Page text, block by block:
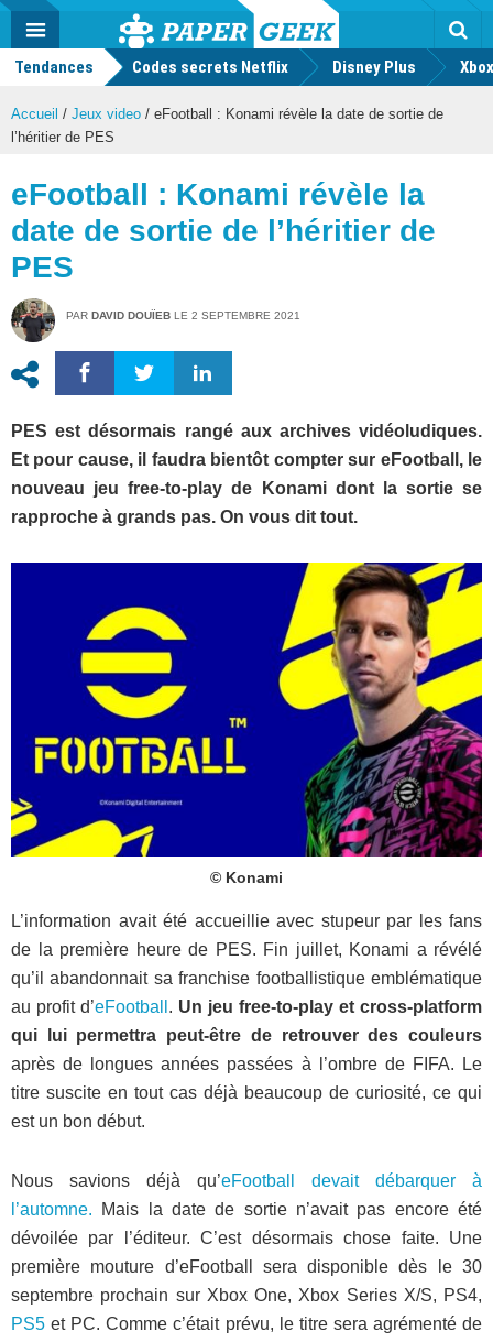
Actu
geek
MENU
Tendances Codes secrets Netflix Disney Plus
Accueil / Jeux video / eFootball : Konami révèle la date de sortie de
l’héritier de PES
eFootball : Konami révèle la
date de sortie de l’héritier de
PES
PAR DAVID DOUÏEB LE 2 SEPTEMBRE 2021
PES est désormais rangé aux archives vidéoludiques.
Et pour cause, il faudra bientôt compter sur eFootball, le
nouveau jeu free-to-play de Konami dont la sortie se
rapproche à grands pas. On vous dit tout.
© Konami
L’information avait été accueillie avec stupeur par les fans
de la première heure de PES. Fin juillet, Konami a révélé
qu’il abandonnait sa franchise footballistique emblématique
au profit d’eFootball . Un jeu free-to-play et cross-platform
qui lui permettra peut-être de retrouver des couleurs
après de longues années passées à l’ombre de FIFA. Le
titre suscite en tout cas déjà beaucoup de curiosité, ce qui
est un bon début.
Nous savions déjà qu’eFootball devait débarquer à
l’automne. Mais la date de sortie n’avait pas encore été
dévoilée par l’éditeur. C’est désormais chose faite. Une
première mouture d’eFootball sera disponible dès le 30
septembre prochain sur Xbox One, Xbox Series X/S, PS4,
PS5 et PC. Comme c’était prévu, le titre sera agrémenté de
Mode
FacebookTwitter Youtube